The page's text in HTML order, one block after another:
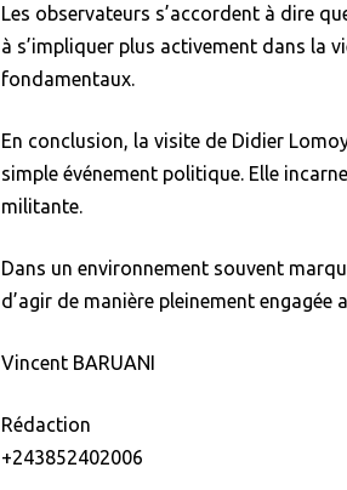
Les observateurs s’accordent à dire
à s’impliquer plus activement dans la
fondamentaux.
En conclusion, la visite de Didier
simple événement politique. Elle
militante.
Dans un environnement souvent
d’agir de manière pleinement
Vincent BARUANI
Rédaction
+243852402006